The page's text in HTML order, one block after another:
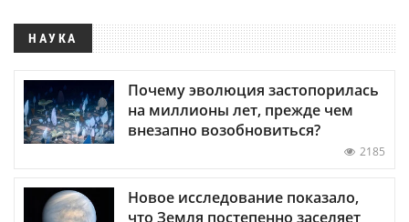
НАУКА
Почему эволюция застопорилась
на миллионы лет, прежде чем
внезапно возобновиться?
2185
Новое исследование показало,
что Земля постепенно заселяет